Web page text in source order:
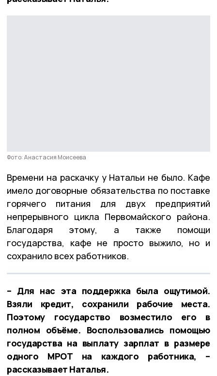
Фото: Анастасия Моисеева
Времени на раскачку у Натальи не было. Кафе
имело договорные обязательства по поставке
горячего питания для двух предприятий
непрерывного цикла Первомайского района.
Благодаря этому, а также помощи
государства, кафе не просто выжило, но и
сохранило всех работников.
– Для нас эта поддержка была ощутимой.
Взяли кредит, сохранили рабочие места.
Поэтому государство возместило его в
полном объёме. Воспользовались помощью
государства на выплату зарплат в размере
одного МРОТ на каждого работника, –
рассказывает Наталья.